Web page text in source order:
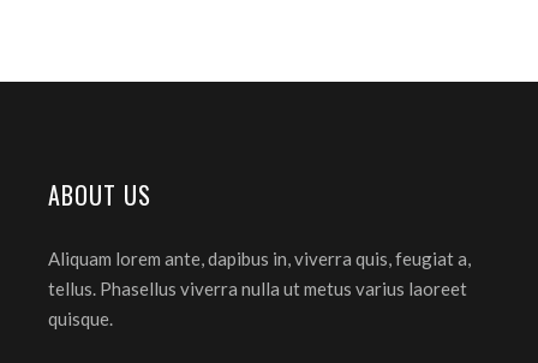
ABOUT US
Aliquam lorem ante, dapibus in, viverra quis, feugiat a,
tellus. Phasellus viverra nulla ut metus varius laoreet
quisque.